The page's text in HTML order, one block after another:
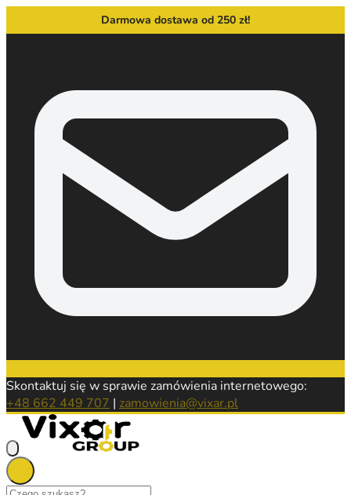
Darmowa dostawa od 250 zł!
Skontaktuj się w sprawie zamówienia internetowego:
+48 662 449 707 | zamowienia@vixar.pl